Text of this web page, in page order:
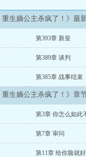
重生嫡公主杀疯了！》最
第393章 新皇
第389章 谈判
第385章 战事结束
重生嫡公主杀疯了！》章
第3章 你怎么如此
第7章 审问
第11章 给你脸就